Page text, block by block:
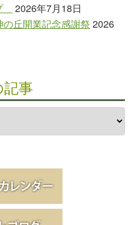
2026年7月18日
丘開業記念感謝祭 2026
事